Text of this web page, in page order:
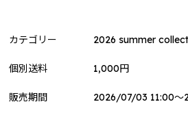
リモしる LIVE in Yokohama
カテゴリー 2026 summer
個別送料 1,000円
販売期間 2026/07/03 11:00